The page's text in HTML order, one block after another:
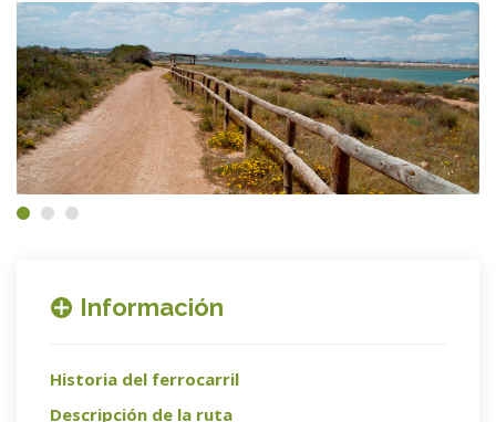
Información
Historia del ferrocarril
Descripción de la ruta